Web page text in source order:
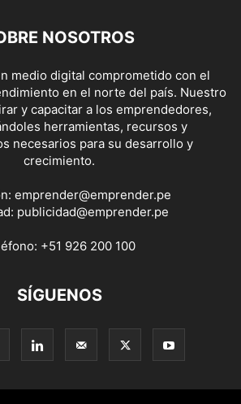
NOSOTROS
medio digital comprometido con el
en el norte del país. Nuestro
y capacitar a los emprendedores,
herramientas, recursos y
necesarios para su desarrollo y
crecimiento.
emprender@emprender.pe
publicidad@emprender.pe
+51 926 200 100
SÍGUENOS